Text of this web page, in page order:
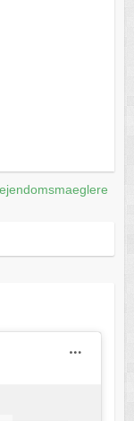
ejendomsmaeglere